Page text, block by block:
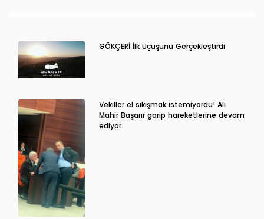
GÖKÇERİ İlk Uçuşunu Gerçekleştirdi
Vekiller el sıkışmak istemiyordu! Ali
Mahir Başarır garip hareketlerine devam
ediyor.